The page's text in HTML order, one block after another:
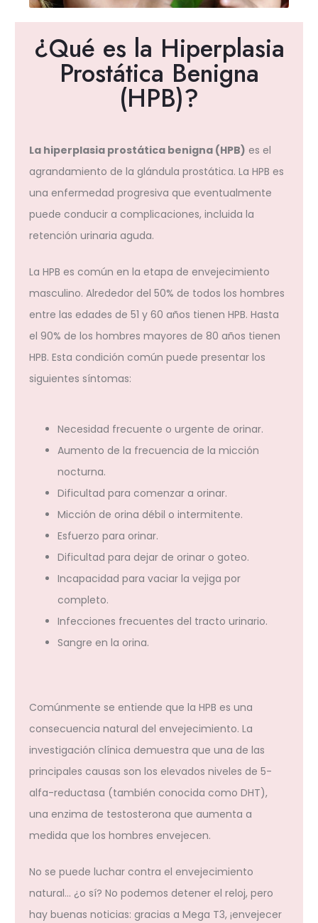
¿Qué es la Hiperplasia
Prostática Benigna
(HPB)?
La hiperplasia prostática benigna (HPB) es el
agrandamiento de la glándula prostática. La HPB es
una enfermedad progresiva que eventualmente
puede conducir a complicaciones, incluida la
retención urinaria aguda.
La HPB es común en la etapa de envejecimiento
masculino. Alrededor del 50% de todos los hombres
entre las edades de 51 y 60 años tienen HPB. Hasta
el 90% de los hombres mayores de 80 años tienen
HPB. Esta condición común puede presentar los
siguientes síntomas:
Necesidad frecuente o urgente de orinar.
Aumento de la frecuencia de la micción
nocturna.
Dificultad para comenzar a orinar.
Micción de orina débil o intermitente.
Esfuerzo para orinar.
Dificultad para dejar de orinar o goteo.
Incapacidad para vaciar la vejiga por
completo.
Infecciones frecuentes del tracto urinario.
Sangre en la orina.
Comúnmente se entiende que la HPB es una
consecuencia natural del envejecimiento. La
investigación clínica demuestra que una de las
principales causas son los elevados niveles de 5-
alfa-reductasa (también conocida como DHT),
una enzima de testosterona que aumenta a
medida que los hombres envejecen.
No se puede luchar contra el envejecimiento
natural… ¿o sí? No podemos detener el reloj, pero
hay buenas noticias: gracias a Mega T3, ¡envejecer